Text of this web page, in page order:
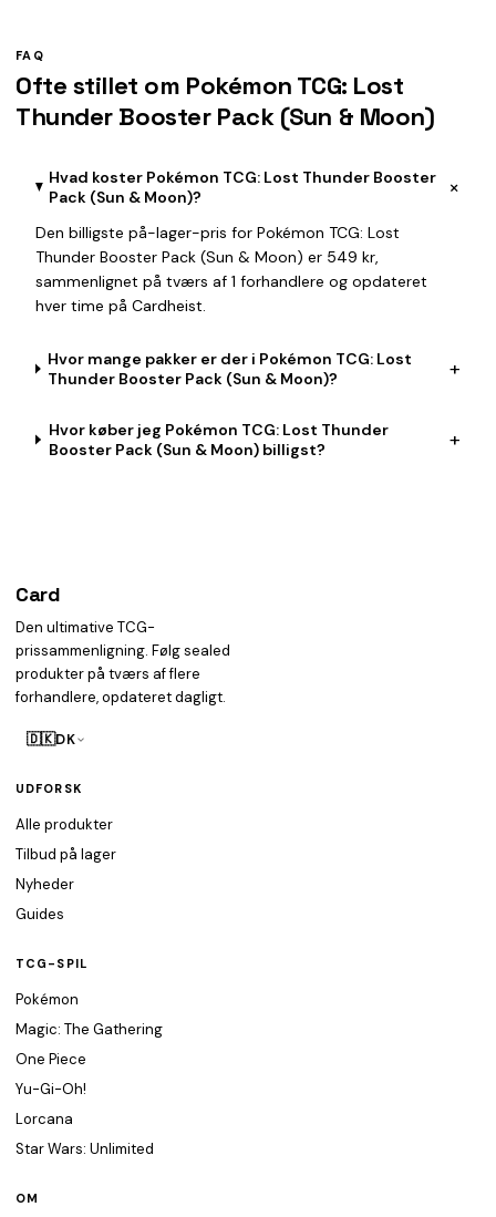
FAQ
Ofte stillet om Pokémon TCG: Lost
Thunder Booster Pack (Sun & Moon)
Hvad koster Pokémon TCG: Lost Thunder Booster
Pack (Sun & Moon)?
+
Den billigste på-lager-pris for Pokémon TCG: Lost
Thunder Booster Pack (Sun & Moon) er 549 kr,
sammenlignet på tværs af 1 forhandlere og opdateret
hver time på Cardheist.
Hvor mange pakker er der i Pokémon TCG: Lost
Thunder Booster Pack (Sun & Moon)?
+
Hvor køber jeg Pokémon TCG: Lost Thunder
Booster Pack (Sun & Moon) billigst?
+
Card
Den ultimative TCG-
prissammenligning. Følg sealed
produkter på tværs af flere
forhandlere, opdateret dagligt.
🇩🇰DK
UDFORSK
Alle produkter
Tilbud på lager
Nyheder
Guides
TCG-SPIL
Pokémon
Magic: The Gathering
One Piece
Yu-Gi-Oh!
Lorcana
Star Wars: Unlimited
OM